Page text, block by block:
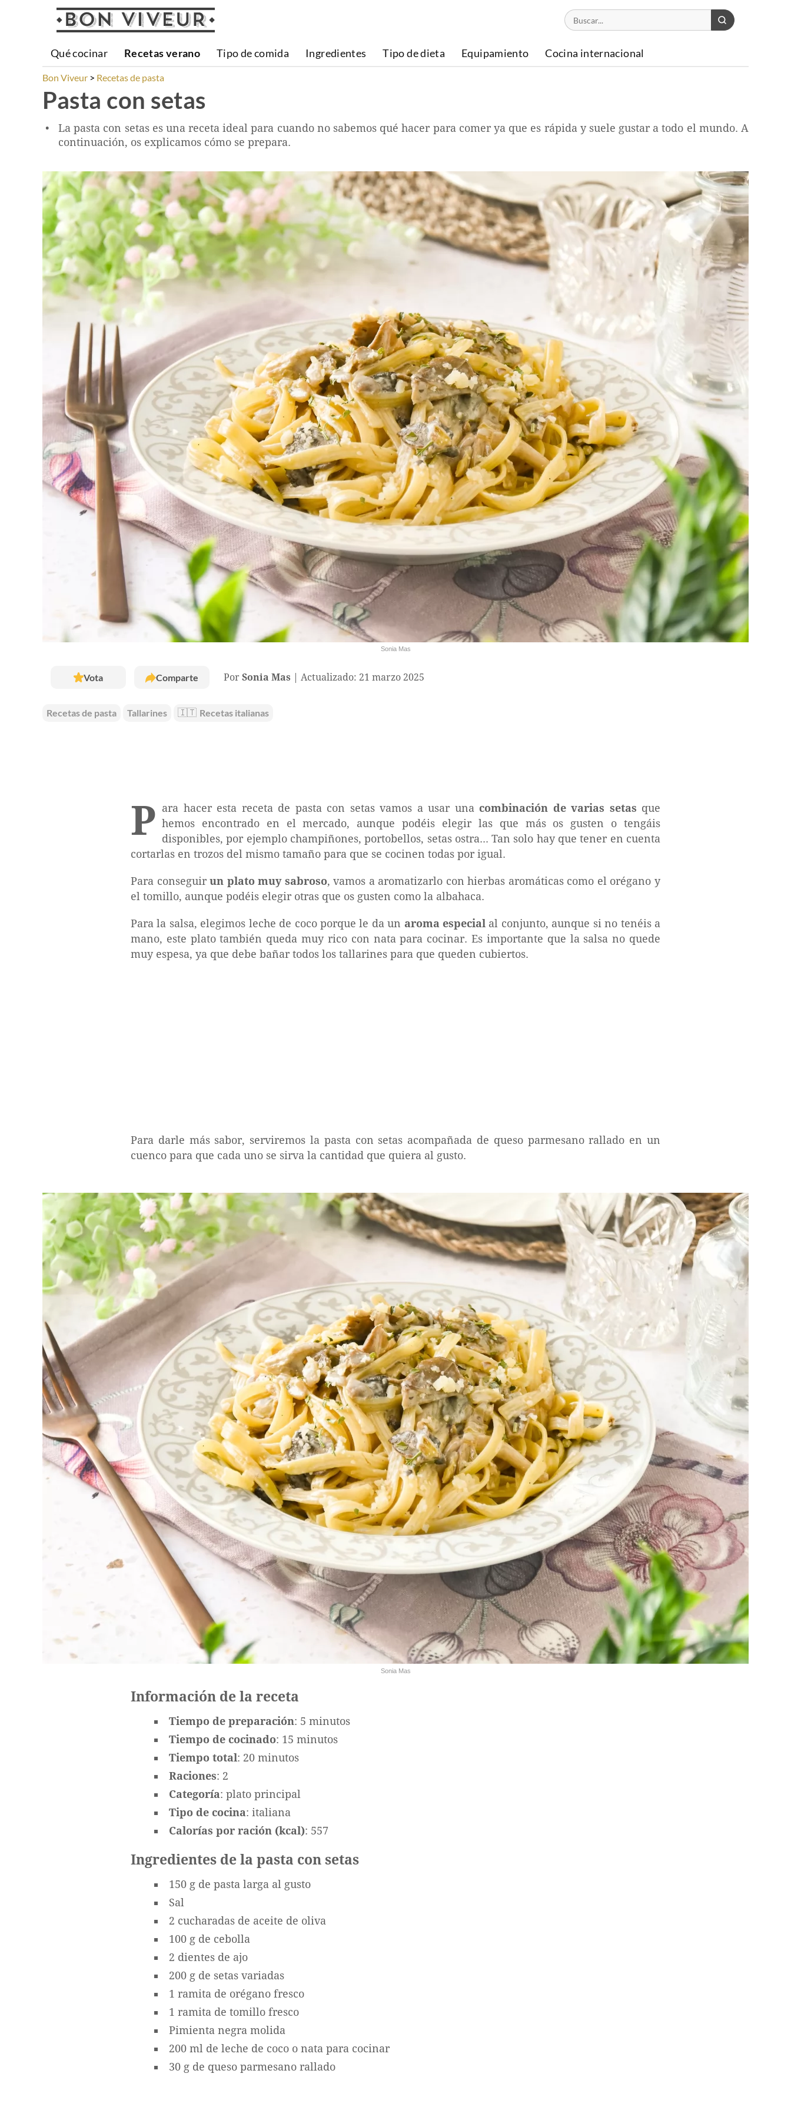
Qué cocinar Recetas verano Tipo de comida Ingredientes Tipo de dieta Equipamiento Cocina internacional
Bon Viveur Recetas de pasta
Pasta con setas
Sonia Mas
La pasta con setas es una receta ideal para cuando no sabemos qué hacer para comer ya que es rápida y suele gustar a todo el mundo. A
continuación, os explicamos cómo se prepara.
Vota Comparte Por Sonia Mas Actualizado: 21 marzo 2025
Recetas de pasta Tallarines 🇮🇹 Recetas italianas
P ara hacer esta receta de pasta con setas vamos a usar una combinación de varias setas que
hemos encontrado en el mercado, aunque podéis elegir las que más os gusten o tengáis
disponibles, por ejemplo champiñones, portobellos, setas ostra... Tan solo hay que tener en cuenta
cortarlas en trozos del mismo tamaño para que se cocinen todas por igual.
Para conseguirun plato muy sabroso, vamos a aromatizarlo con hierbas aromáticas como el orégano y
el tomillo, aunque podéis elegir otras que os gusten como la albahaca.
Para la salsa, elegimos leche de coco porque le da un aroma especial al conjunto, aunque si no tenéis a
mano, este plato también queda muy rico con nata para cocinar. Es importante que la salsa no quede
muy espesa, ya que debe bañar todos los tallarines para que queden cubiertos.
Para darle más sabor, serviremos la pasta con setas acompañada de queso parmesano rallado en un
cuenco para que cada uno se sirva la cantidad que quiera al gusto.
Sonia Mas
Información de la receta
Tiempo de preparación: 5 minutos
Tiempo de cocinado: 15 minutos
Tiempo total: 20 minutos
Raciones: 2
Categoría: plato principal
Tipo de cocina: italiana
Calorías por ración (kcal): 557
Ingredientes de la pasta con setas
150 g de pasta larga al gusto
Sal
2 cucharadas de aceite de oliva
100 g de cebolla
2 dientes de ajo
200 g de setas variadas
1 ramita de orégano fresco
1 ramita de tomillo fresco
Pimienta negra molida
200 ml de leche de coco o nata para cocinar
30 g de queso parmesano rallado